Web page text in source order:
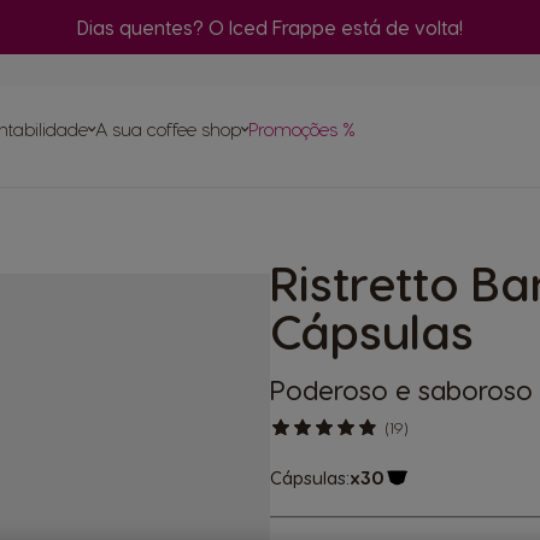
Dias quentes? O Iced Frappe está de volta!
A sua coffee shop Promoções %
Ristretto
Cápsulas
Poderoso e saboroso
(19)
Cápsulas:x30